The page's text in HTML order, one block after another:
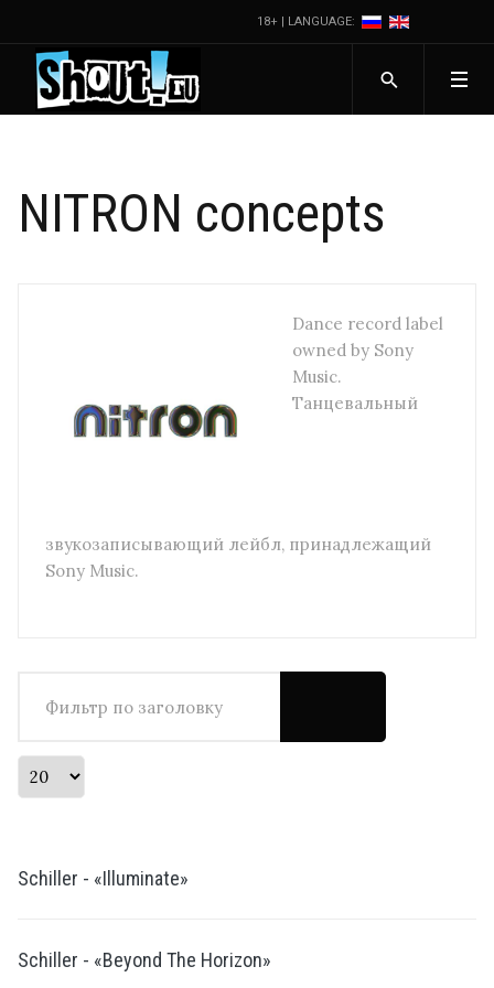
18+ | LANGUAGE:
NITRON concepts
Dance record label
owned by Sony
Music.
Танцевальный
звукозаписывающий лейбл, принадлежащий
Sony Music.
Кол-во строк:
Schiller - «Illuminate»
Schiller - «Beyond The Horizon»